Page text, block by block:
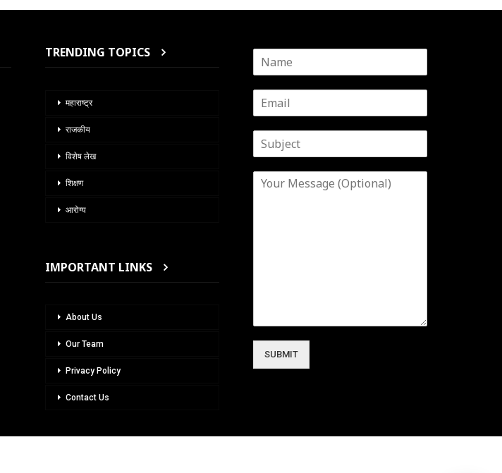
TRENDING TOPICS
महाराष्ट्र
राजकीय
विशेष लेख
शिक्षण
आरोग्य
IMPORTANT LINKS
About Us
Our Team
Privacy Policy
Contact Us
SUBMIT